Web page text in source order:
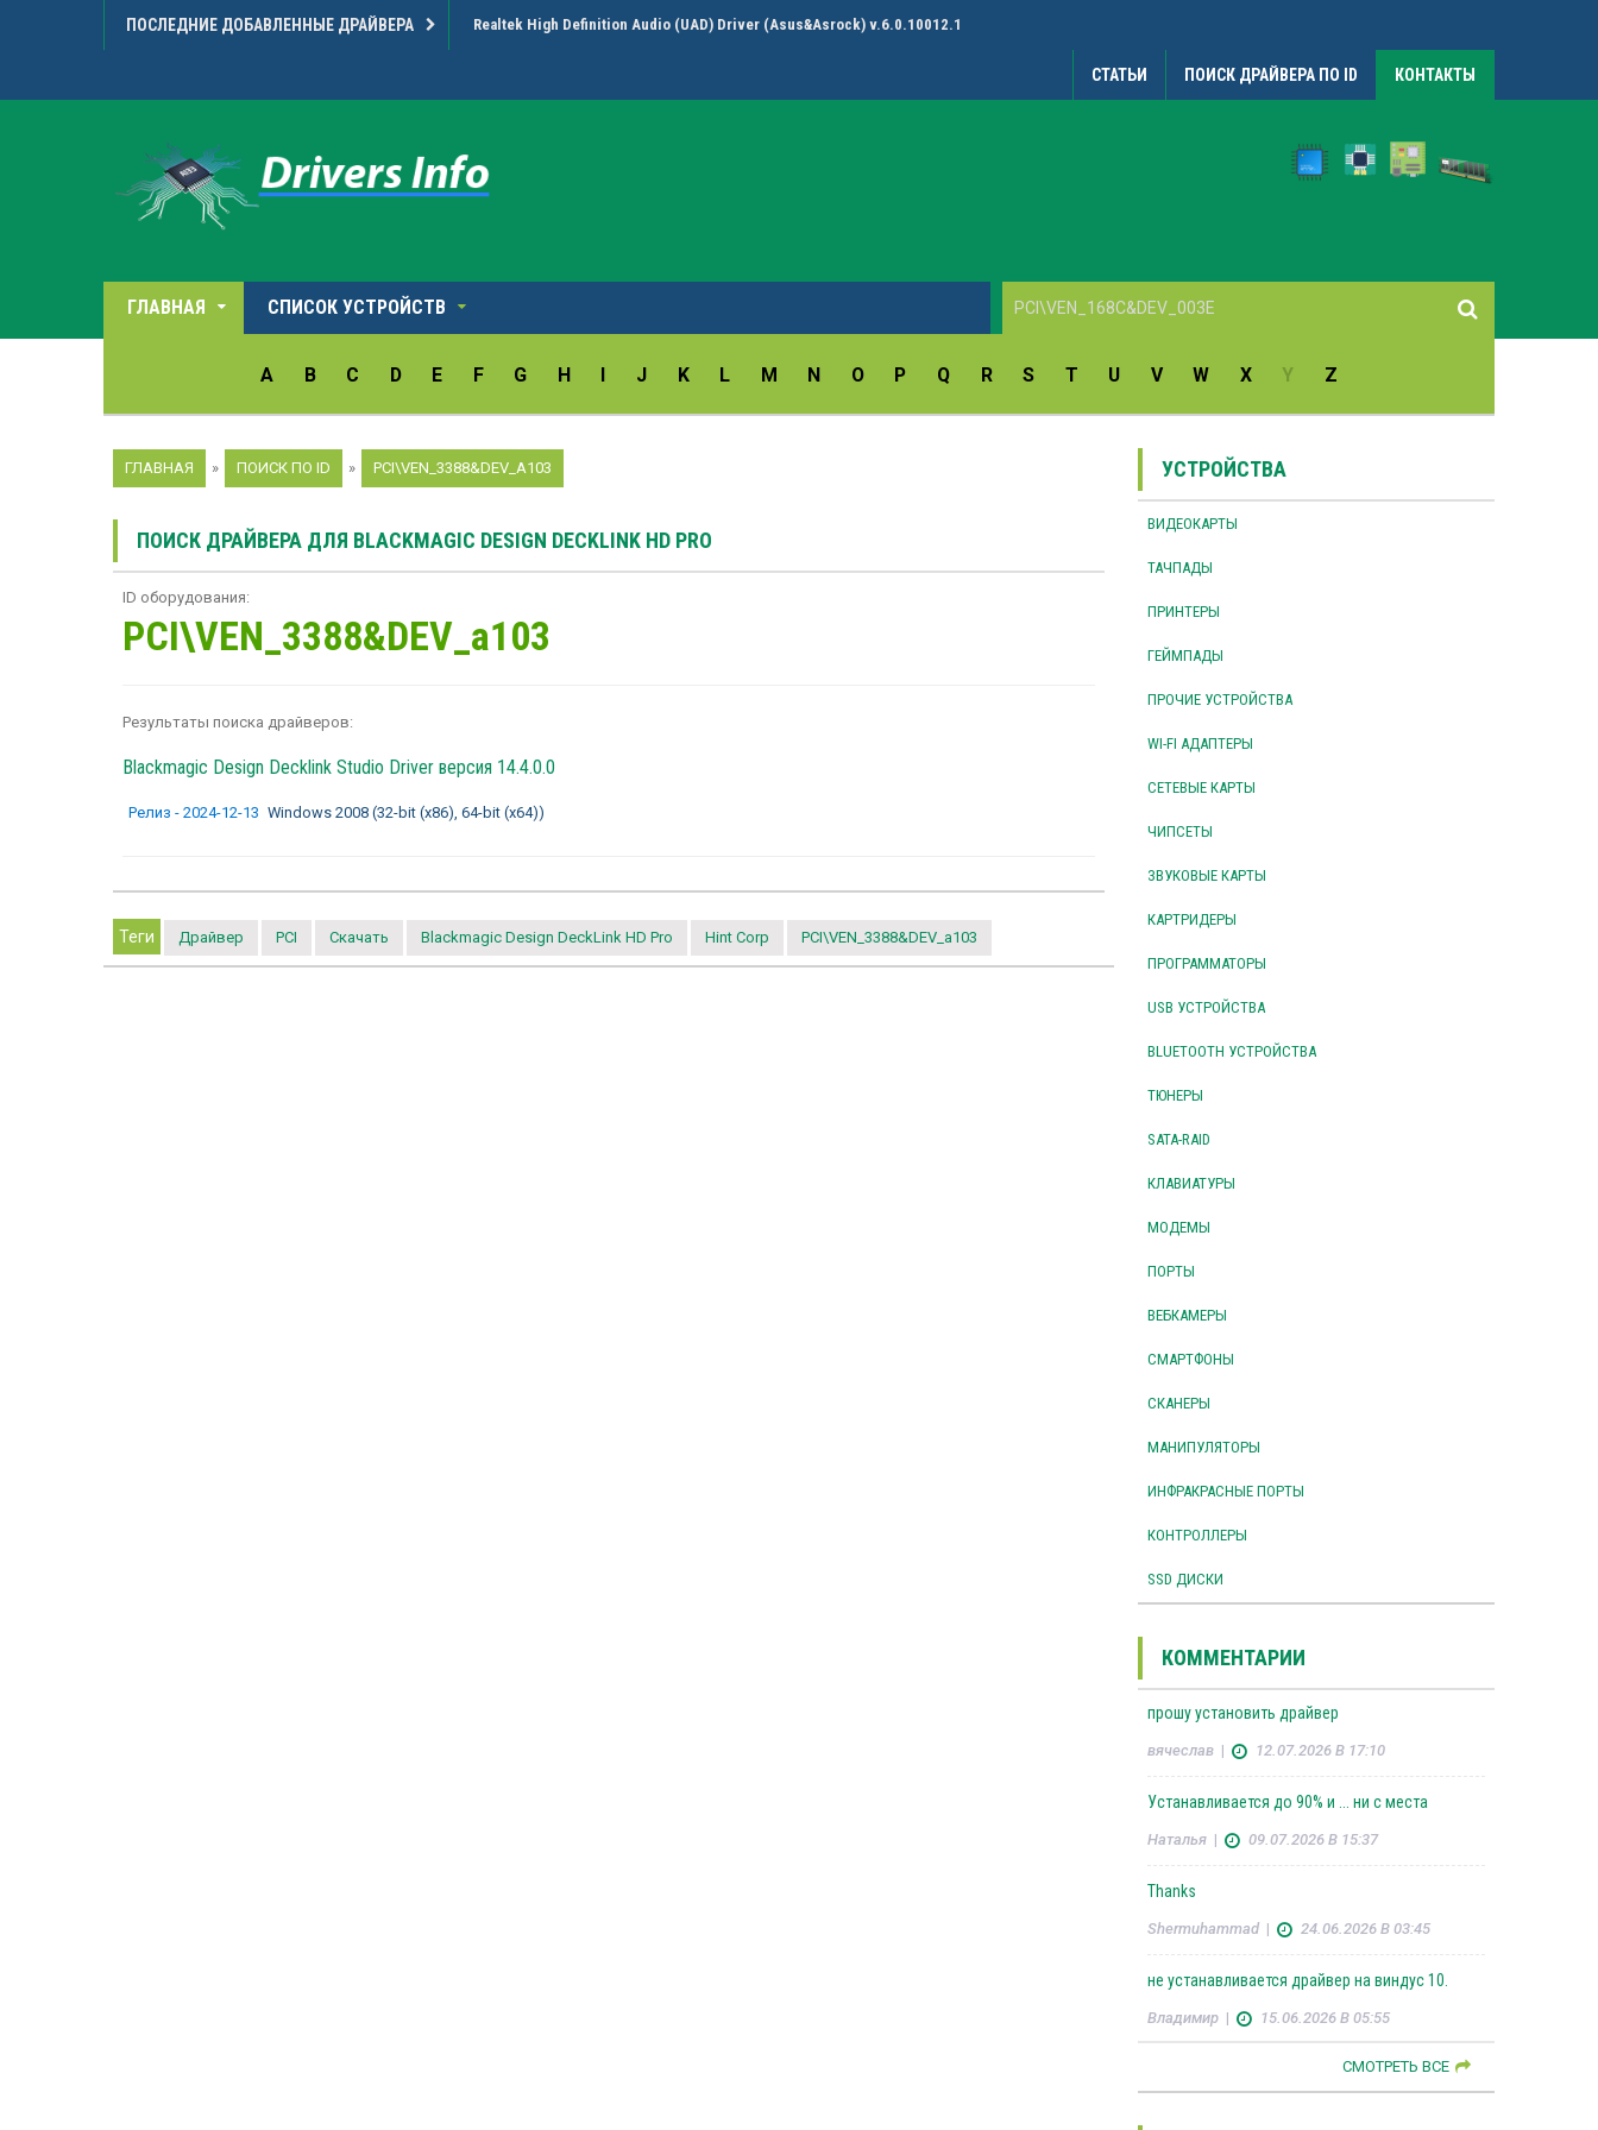
ПОСЛЕДНИЕ ДОБАВЛЕННЫЕ ДРАЙВЕРА Realtek High Definition Audio (UAD) Driver (Asus&Asrock) v.6.0.10012.1
СТАТЬИ ПОИСК ДРАЙВЕРА ПО ID КОНТАКТЫ
ГЛАВНАЯ СПИСОК УСТРОЙСТВ
A B C D E F G H J K L M N O P Q R S T U V W X Y Z
ГЛАВНАЯ » ПОИСК ПО ID » PCI\VEN_3388&DEV_A103
ПОИСК ДРАЙВЕРА ДЛЯ BLACKMAGIC DESIGN DECKLINK HD PRO
ID оборудования:
PCI\VEN_3388&DEV_a103
Результаты поиска драйверов:
Blackmagic Design Decklink Studio Driver версия 14.4.0.0
Релиз - 2024-12-13 Windows 2008 (32-bit (x86), 64-bit (x64))
Теги Драйвер PCI Скачать Blackmagic Design DeckLink HD Pro Hint Corp PCI\VEN_3388&DEV_a103
УСТРОЙСТВА
ВИДЕОКАРТЫ
ТАЧПАДЫ
ПРИНТЕРЫ
ГЕЙМПАДЫ
ПРОЧИЕ УСТРОЙСТВА
WI-FI АДАПТЕРЫ
СЕТЕВЫЕ КАРТЫ
ЧИПСЕТЫ
ЗВУКОВЫЕ КАРТЫ
КАРТРИДЕРЫ
ПРОГРАММАТОРЫ
USB УСТРОЙСТВА
BLUETOOTH УСТРОЙСТВА
ТЮНЕРЫ
SATA-RAID
КЛАВИАТУРЫ
МОДЕМЫ
ПОРТЫ
ВЕБКАМЕРЫ
СМАРТФОНЫ
СКАНЕРЫ
МАНИПУЛЯТОРЫ
ИНФРАКРАСНЫЕ ПОРТЫ
КОНТРОЛЛЕРЫ
SSD ДИСКИ
КОММЕНТАРИИ
прошу установить драйвер
вячеслав| 12.07.2026 В 17:10
Устанавливается до 90% и ... ни с места
Наталья| 09.07.2026 В 15:37
Thanks
Shermuhammad| 24.06.2026 В 03:45
не устанавливается драйвер на виндус 10.
Владимир| 15.06.2026 В 05:55
СМОТРЕТЬ ВСЕ